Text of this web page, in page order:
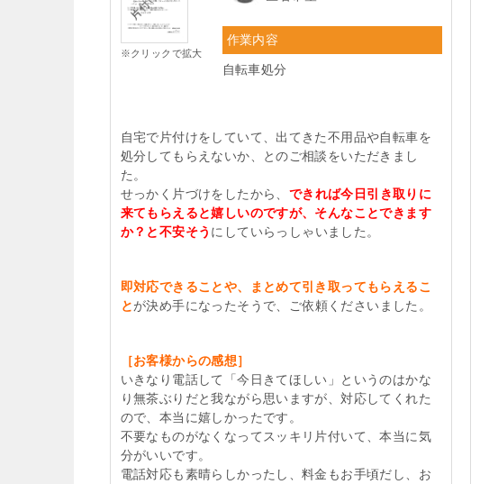
※クリックで拡大
作業内容
自転車処分
自宅で片付けをしていて、出てきた不用品や自転車を
処分してもらえないか、とのご相談をいただきまし
た。
せっかく片づけをしたから、 できれば今日引き取りに
来てもらえると嬉しいのですが、そんなことできます
か？と不安そう にしていらっしゃいました。
即対応できることや、まとめて引き取ってもらえるこ
とが決め手になったそうで、ご依頼くださいました。
［お客様からの感想］
いきなり電話して「今日きてほしい」というのはかな
り無茶ぶりだと我ながら思いますが、対応してくれた
ので、本当に嬉しかったです。
不要なものがなくなってスッキリ片付いて、本当に気
分がいいです。
電話対応も素晴らしかったし、料金もお手頃だし、お